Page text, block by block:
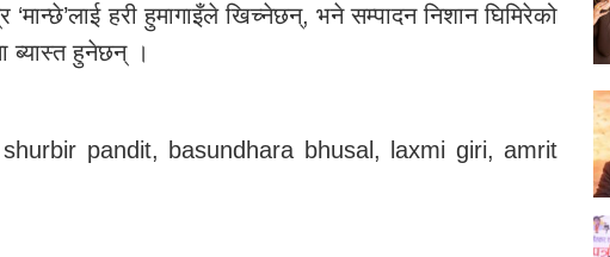
हरी हुमागाइँले खिच्नेछन्, भने सम्पादन निशान घिमिरेको
ब्यास्त हुनेछन् ।
pandit, basundhara bhusal, laxmi giri, amrit